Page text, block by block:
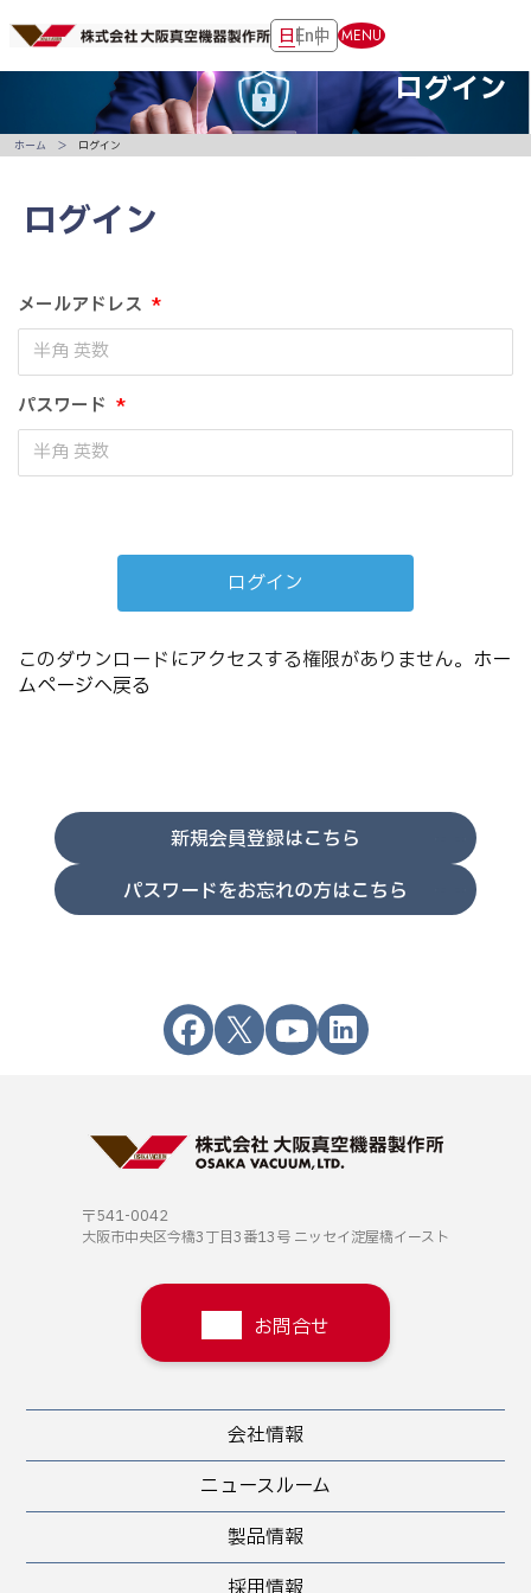
日En中 MENU
ログイン
ログイン
メールアドレス *
パスワード *
このダウンロードにアクセスする権限がありません。 ホー
ムページへ戻る
新規会員登録はこちら
パスワードをお忘れの方はこちら
ホーム ログイン
〒541-0042
大阪市中央区今橋3丁目3番13号 ニッセイ淀屋橋イースト
お問合せ
会社情報
ニュースルーム
製品情報